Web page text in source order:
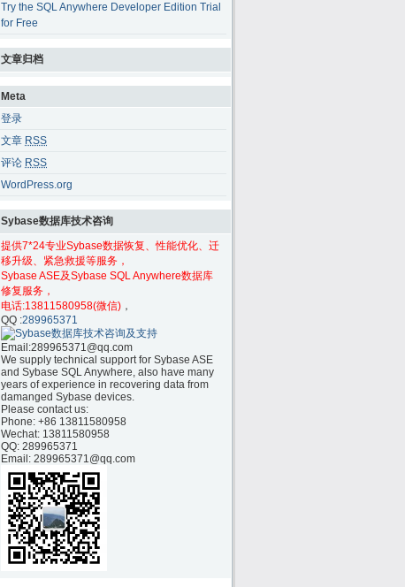
Try the SQL Anywhere Developer Edition Trial
for Free
文章归档
Meta
登录
文章 RSS
评论 RSS
WordPress.org
Sybase数据库技术咨询
提供7*24专业Sybase数据恢复、性能优化、迁
移升级、紧急救援等服务，
Sybase ASE及Sybase SQL Anywhere数据库
修复服务，
电话:13811580958(微信) ，
QQ :289965371
Email:289965371@qq.com
We supply technical support for Sybase ASE
and Sybase SQL Anywhere, also have many
years of experience in recovering data from
damanged Sybase devices.
Please contact us:
Phone: +86 13811580958
Wechat: 13811580958
QQ: 289965371
Email: 289965371@qq.com